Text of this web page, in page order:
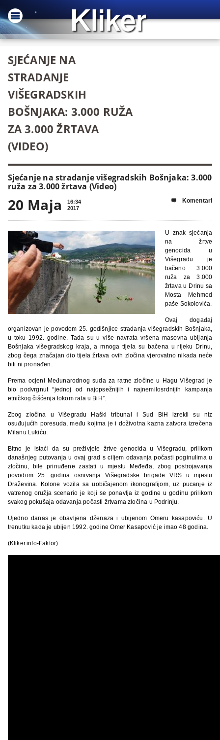
SJEĆANJE NA
STRADANJE
VIŠEGRADSKIH
BOŠNJAKA: 3.000 RUŽA
ZA 3.000 ŽRTAVA
(VIDEO)
Sjećanje na stradanje višegradskih Bošnjaka: 3.000
ruža za 3.000 žrtava (Video)
20 Maja
16:34
2017
 Komentari
U znak sjećanja
na žrtve
genocida u
Višegradu je
bačeno 3.000
ruža za 3.000
žrtava u Drinu sa
Mosta Mehmed
paše Sokolovića.
Ovaj događaj
organizovan je povodom 25. godišnjice stradanja višegradskih Bošnjaka,
u toku 1992. godine. Tada su u više navrata vršena masovna ubijanja
Bošnjaka višegradskog kraja, a mnoga tijela su bačena u rijeku Drinu,
zbog čega značajan dio tijela žrtava ovih zločina vjerovatno nikada neće
biti ni pronađen.
Prema ocjeni Međunarodnog suda za ratne zločine u Hagu Višegrad je
bio podvrgnut “jednoj od najopsežnijih i najnemilosrdnijih kampanja
etničkog čišćenja tokom rata u BiH”.
Zbog zločina u Višegradu Haški tribunal i Sud BiH izrekli su niz
osuđujućih poresuda, među kojima je i doživotna kazna zatvora izrečena
Milanu Lukiću.
Bitno je istaći da su preživjele žrtve genocida u Višegradu, prilikom
današnjeg putovanja u ovaj grad s ciljem odavanja počasti poginulima u
zločinu, bile prinuđene zastati u mjestu Međeđa, zbog postrojavanja
povodom 25. godina osnivanja Višegradske brigade VRS u mjestu
Draževina. Kolone vozila sa uobičajenom ikonografijom, uz pucanje iz
vatrenog oružja scenario je koji se ponavlja iz godine u godinu prilikom
svakog pokušaja odavanja počasti žrtvama zločina u Podrinju.
Ujedno danas je obavljena dženaza i ubijenom Omeru kasapoviću. U
trenutku kada je ubijen 1992. godine Omer Kasapović je imao 48 godina.
(Kliker.info-Faktor)